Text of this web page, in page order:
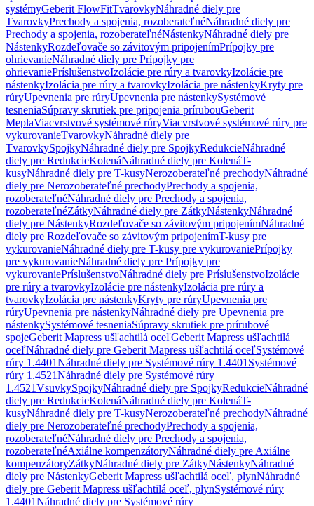
systémyGeberit FlowFitTvarovkyNáhradné diely pre
TvarovkyPrechody a spojenia, rozoberateľnéNáhradné diely pre
Prechody a spojenia, rozoberateľnéNástenkyNáhradné diely pre
NástenkyRozdeľovače so závitovým pripojenímPrípojky pre
ohrievanieNáhradné diely pre Prípojky pre
ohrievaniePríslušenstvoIzolácie pre rúry a tvarovkyIzolácie pre
nástenkyIzolácia pre rúry a tvarovkyIzolácia pre nástenkyKryty pre
rúryUpevnenia pre rúryUpevnenia pre nástenkySystémové
tesneniaSúpravy skrutiek pre pripojenia prírubouGeberit
MeplaViacvrstvové systémové rúryViacvrstvové systémové rúry pre
vykurovanieTvarovkyNáhradné diely pre
TvarovkySpojkyNáhradné diely pre SpojkyRedukcieNáhradné
diely pre RedukcieKolenáNáhradné diely pre KolenáT-
kusyNáhradné diely pre T-kusyNerozoberateľné prechodyNáhradné
diely pre Nerozoberateľné prechodyPrechody a spojenia,
rozoberateľnéNáhradné diely pre Prechody a spojenia,
rozoberateľnéZátkyNáhradné diely pre ZátkyNástenkyNáhradné
diely pre NástenkyRozdeľovače so závitovým pripojenímNáhradné
diely pre Rozdeľovače so závitovým pripojenímT-kusy pre
vykurovanieNáhradné diely pre T-kusy pre vykurovaniePrípojky
pre vykurovanieNáhradné diely pre Prípojky pre
vykurovaniePríslušenstvoNáhradné diely pre PríslušenstvoIzolácie
pre rúry a tvarovkyIzolácie pre nástenkyIzolácia pre rúry a
tvarovkyIzolácia pre nástenkyKryty pre rúryUpevnenia pre
rúryUpevnenia pre nástenkyNáhradné diely pre Upevnenia pre
nástenkySystémové tesneniaSúpravy skrutiek pre prírubové
spojeGeberit Mapress ušľachtilá oceľGeberit Mapress ušľachtilá
oceľNáhradné diely pre Geberit Mapress ušľachtilá oceľSystémové
rúry 1.4401Náhradné diely pre Systémové rúry 1.4401 Systémové
rúry 1.4521Náhradné diely pre Systémové rúry
1.4521VsuvkySpojkyNáhradné diely pre SpojkyRedukcieNáhradné
diely pre RedukcieKolenáNáhradné diely pre KolenáT-
kusyNáhradné diely pre T-kusyNerozoberateľné prechodyNáhradné
diely pre Nerozoberateľné prechodyPrechody a spojenia,
rozoberateľnéNáhradné diely pre Prechody a spojenia,
rozoberateľnéAxiálne kompenzátoryNáhradné diely pre Axiálne
kompenzátoryZátkyNáhradné diely pre ZátkyNástenkyNáhradné
diely pre NástenkyGeberit Mapress ušľachtilá oceľ, plynNáhradné
diely pre Geberit Mapress ušľachtilá oceľ, plynSystémové rúry
1.4401Náhradné diely pre Systémové rúry